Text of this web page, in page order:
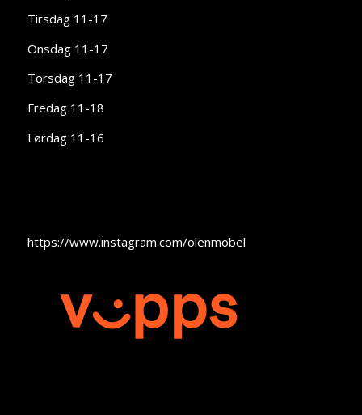
Tirsdag 11-17
Onsdag 11-17
Torsdag 11-17
Fredag 11-18
Lørdag 11-16
https://www.instagram.com/olenmobel